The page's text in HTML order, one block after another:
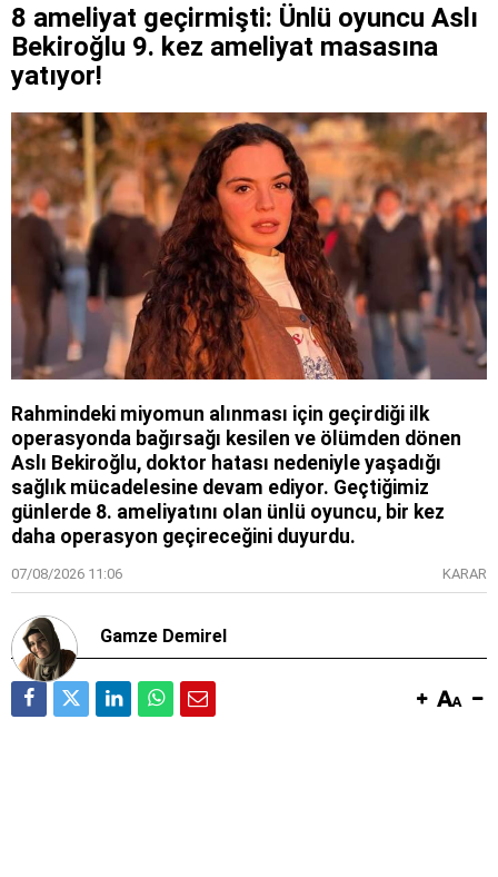
8 ameliyat geçirmişti: Ünlü oyuncu Aslı
Bekiroğlu 9. kez ameliyat masasına
yatıyor!
Rahmindeki miyomun alınması için geçirdiği ilk
operasyonda bağırsağı kesilen ve ölümden dönen
Aslı Bekiroğlu, doktor hatası nedeniyle yaşadığı
sağlık mücadelesine devam ediyor. Geçtiğimiz
günlerde 8. ameliyatını olan ünlü oyuncu, bir kez
daha operasyon geçireceğini duyurdu.
07/08/2026 11:06 KARAR
Gamze Demirel